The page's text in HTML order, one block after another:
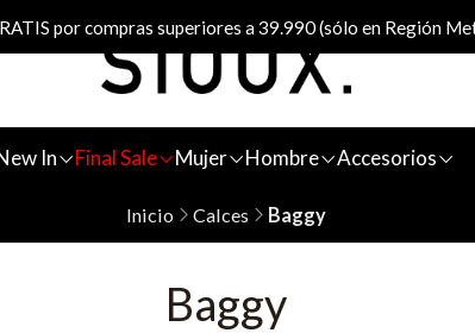
In Final Sale Mujer Hombre Accesorios
por compras superiores a 39.990 (sólo en Región
Inicio Calces Baggy
Baggy